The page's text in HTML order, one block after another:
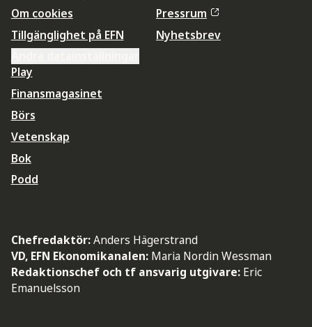
Om cookies
Tillgänglighet på EFN
Pressrum
Nyhetsbrev
Play
Finansmagasinet
Börs
Vetenskap
Bok
Podd
Chefredaktör:Anders Hägerstrand
VD, EFN Ekonomikanalen: Maria Nordin Wessman
Redaktionschef och tf ansvarig utgivare: Eric
Emanuelsson